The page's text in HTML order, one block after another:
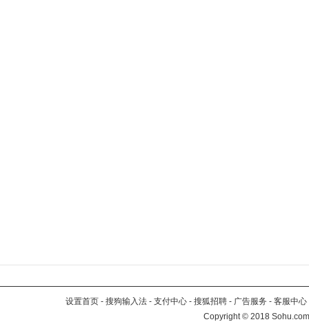
设置首页 - 搜狗输入法 - 支付中心 - 搜狐招聘 - 广告服务 - 客服中心
Copyright©2018